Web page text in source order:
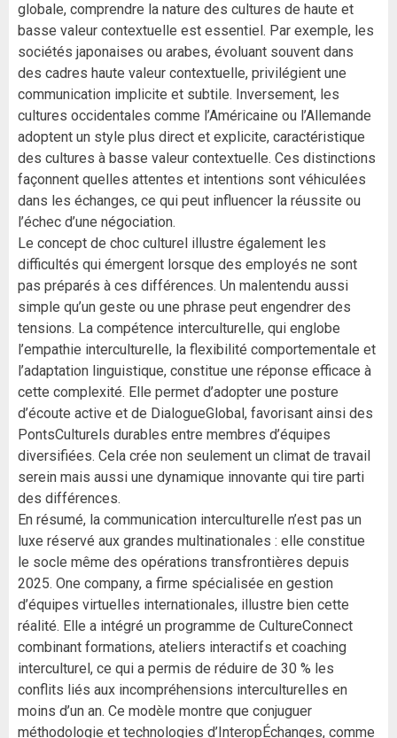
globale, comprendre la nature des cultures de haute et
basse valeur contextuelle est essentiel. Par exemple, les
sociétés japonaises ou arabes, évoluant souvent dans
des cadres haute valeur contextuelle, privilégient une
communication implicite et subtile. Inversement, les
cultures occidentales comme l’Américaine ou l’Allemande
adoptent un style plus direct et explicite, caractéristique
des cultures à basse valeur contextuelle. Ces distinctions
façonnent quelles attentes et intentions sont véhiculées
dans les échanges, ce qui peut influencer la réussite ou
l’échec d’une négociation.
Le concept de choc culturel illustre également les
difficultés qui émergent lorsque des employés ne sont
pas préparés à ces différences. Un malentendu aussi
simple qu’un geste ou une phrase peut engendrer des
tensions. La compétence interculturelle, qui englobe
l’empathie interculturelle, la flexibilité comportementale et
l’adaptation linguistique, constitue une réponse efficace à
cette complexité. Elle permet d’adopter une posture
d’écoute active et de DialogueGlobal, favorisant ainsi des
PontsCulturels durables entre membres d’équipes
diversifiées. Cela crée non seulement un climat de travail
serein mais aussi une dynamique innovante qui tire parti
des différences.
En résumé, la communication interculturelle n’est pas un
luxe réservé aux grandes multinationales : elle constitue
le socle même des opérations transfrontières depuis
2025. One company, a firme spécialisée en gestion
d’équipes virtuelles internationales, illustre bien cette
réalité. Elle a intégré un programme de CultureConnect
combinant formations, ateliers interactifs et coaching
interculturel, ce qui a permis de réduire de 30 % les
conflits liés aux incompréhensions interculturelles en
moins d’un an. Ce modèle montre que conjuguer
méthodologie et technologies d’InteropÉchanges, comme